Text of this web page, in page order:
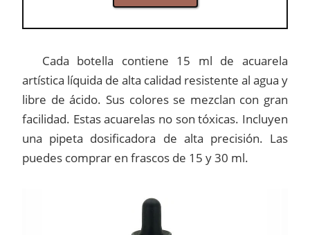
Cada botella contiene 15 ml de acuarela
artística líquida de alta calidad resistente al agua y
libre de ácido. Sus colores se mezclan con gran
facilidad. Estas acuarelas no son tóxicas. Incluyen
una pipeta dosificadora de alta precisión. Las
puedes comprar en frascos de 15 y 30 ml.